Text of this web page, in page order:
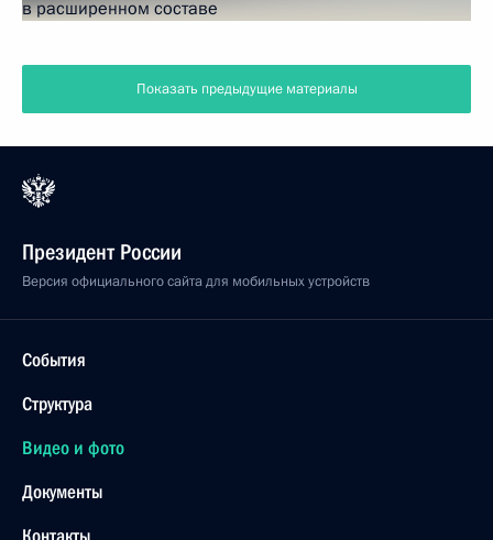
Показать предыдущие материалы
Президент России
Версия официального сайта для мобильных устройств
События
Структура
Видео и фото
Документы
Контакты